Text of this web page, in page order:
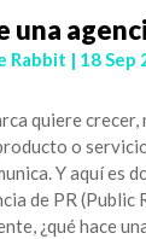
una
Rabbit | 18 Sep
quiere crecer,
o
Y aquí es
de PR (Public
¿qué hace